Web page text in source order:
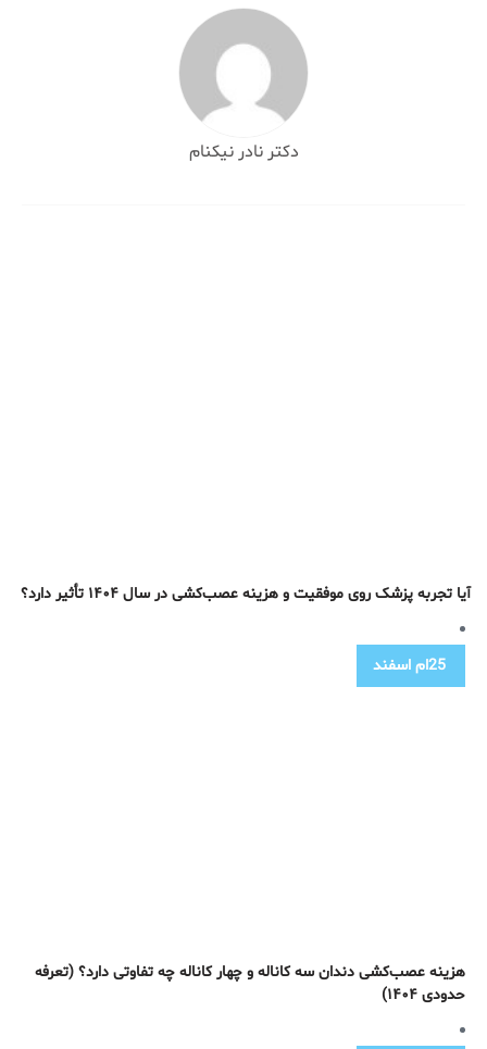
دکتر نادر نیکنام
آیا تجربه پزشک روی موفقیت و هزینه عصب‌کشی در سال ۱۴۰۴ تأثیر دارد؟
25ام اسفند
هزینه عصب‌کشی دندان سه کاناله و چهار کاناله چه تفاوتی دارد؟ (تعرفه
حدودی ۱۴۰۴)